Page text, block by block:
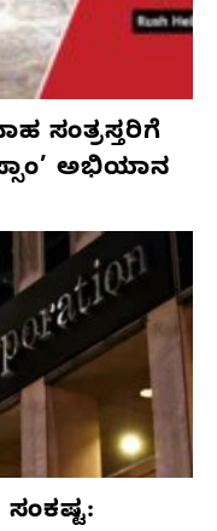
ಸಂತ್ರಸ್ತರಿಗೆ
ಅಭಿಯಾನ